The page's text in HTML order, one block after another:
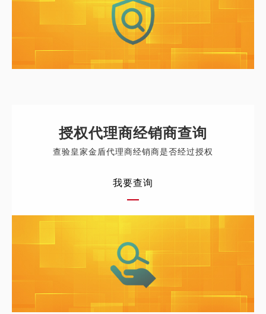
授权代理商经销商查询
查验皇家金盾代理商经销商是否经过授权
我要查询